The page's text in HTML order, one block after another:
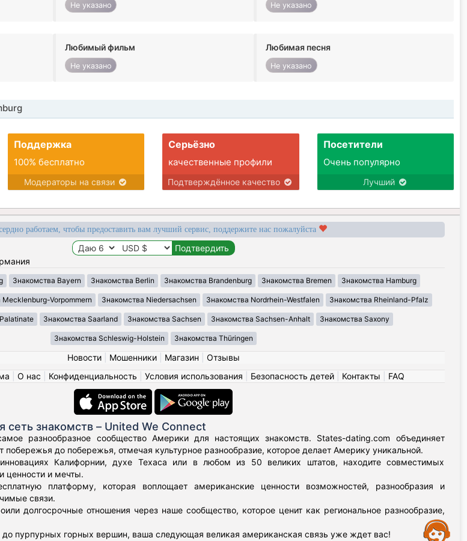
Не указано Не указано
Любимый фильм
Не указано
Любимая песня
Не указано
Поддержка
100% бесплатно
Модераторы на связи
Серьёзно
качественные профили
Подтверждённое качество
Посетители
Очень популярно
Лучший
работаем, чтобы предоставить вам лучший сервис, поддержите нас пожалуйста
Знакомства Bayern Знакомства Berlin Знакомства Brandenburg Знакомства Bremen Знакомства Hamburg
Mecklenburg-Vorpommern Знакомства Niedersachsen Знакомства Nordrhein-Westfalen Знакомства Rheinland-Pfalz
Знакомства Saarland Знакомства Sachsen Знакомства Sachsen-Anhalt Знакомства Saxony
Знакомства Schleswig-Holstein Знакомства Thüringen
Новости| Мошенники| Магазин
Отзывы
О нас Конфиденциальность Условия использования Безопасность детей Контакты FAQ
сеть знакомств – United We Connect
разнообразное сообщество Америки для настоящих знакомств. States-dating.com объединяет
до побережья, отмечая культурное разнообразие, которое делает Америку уникальной.
Калифорнии, духе Техаса или в любом из 50 великих штатов, находите совместимых
ценности и мечты.
платформу, которая воплощает американские ценности возможностей, разнообразия и
связи.
долгосрочные отношения через наше сообщество, которое ценит как региональное разнообразие,
до пурпурных горных вершин, ваша следующая великая американская связь уже ждет вас!